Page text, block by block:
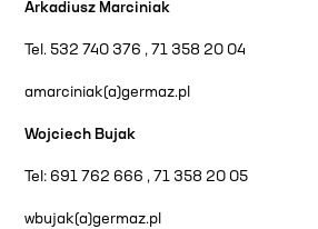
Arkadiusz Marciniak
Tel. 532 740 376 , 71 358 20 04
amarciniak(a)germaz.pl
Wojciech Bujak
Tel: 691 762 666 , 71 358 20 05
wbujak(a)germaz.pl